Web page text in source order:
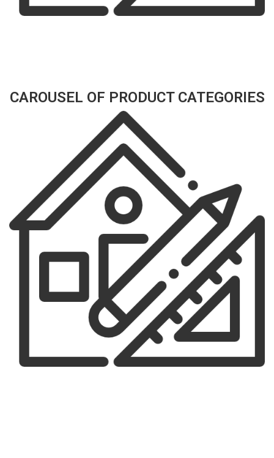
CAROUSEL OF PRODUCT CATEGORIES